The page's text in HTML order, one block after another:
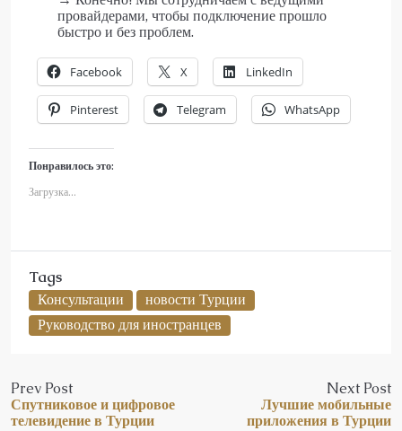
провайдерами, чтобы подключение прошло
быстро и без проблем.
Facebook X LinkedIn
Pinterest Telegram WhatsApp
Понравилось это:
Загрузка...
Tags
Консультации
новости Турции
Руководство для иностранцев
Prev Post
Спутниковое и цифровое
телевидение в Турции
Next Post
Лучшие мобильные
приложения в Турции